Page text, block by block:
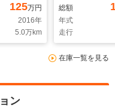
125万円
2016年
5.0万km
総額
年式
走行
在庫一覧を見る
ン